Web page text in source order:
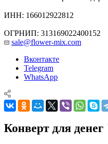
ИНН: 166012922812
ОГРНИП: 313169022400152
sale@flower-mix.com
Вконтакте
Telegram
WhatsApp
Конверт для